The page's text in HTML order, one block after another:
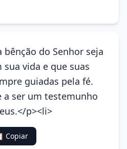
bênção do Senhor seja
vida e que suas
guiadas pela fé.
a ser um testemunho
p><li>
Copiar